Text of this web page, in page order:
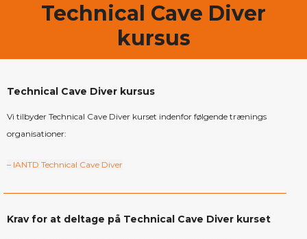
Technical Cave Diver
kursus
Technical Cave Diver kursus
Vi tilbyder Technical Cave Diver kurset indenfor følgende trænings
organisationer:
– IANTD Technical Cave Diver
Krav for at deltage på Technical Cave Diver kurset